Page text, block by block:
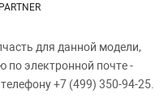
для данной модели,
по электронной почте -
+7 (499) 350-94-25.